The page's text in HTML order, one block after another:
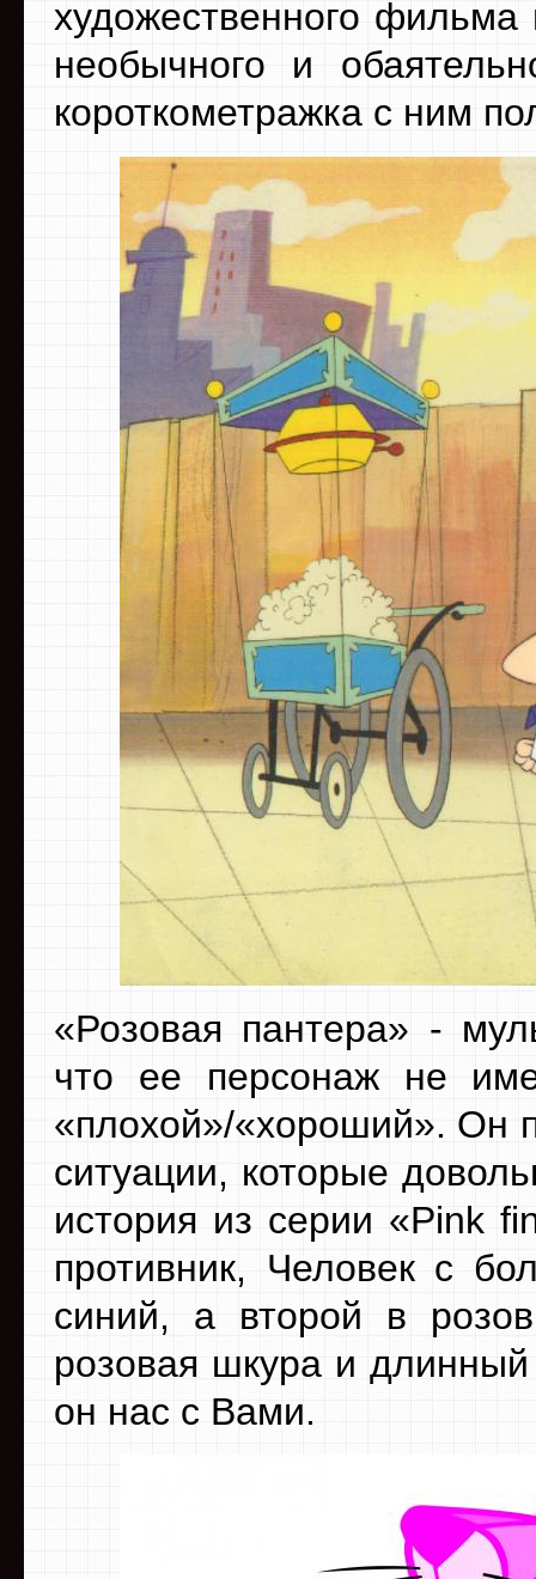
художественного фильма
необычного и
короткометражка с ним
«Розовая пантера» -
что ее персонаж не
«плохой»/«хороший». Он
ситуации, которые
история из серии «Pink
противник, Человек с
синий, а второй в
розовая шкура и
он нас с Вами.